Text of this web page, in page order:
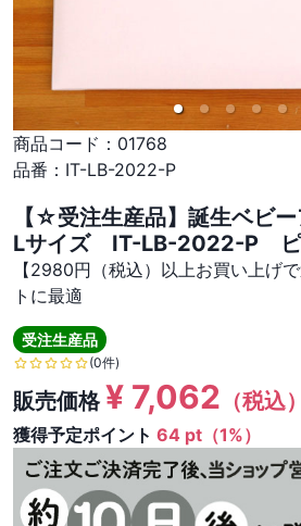
商品コード： 01768
品番： IT-LB-2022-P
【☆受注生産品】誕生ベビ
Lサイズ IT-LB-2022-P ピ
【2980円（税込）以上お買い上げ
トに最適
受注生産品
(0件)
販売価格¥ 7,062 （税込）
獲得予定ポイント 64 pt（1%）